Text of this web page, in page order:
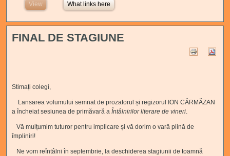
View (active tab)What links here
FINAL DE STAGIUNE
Stimați colegi,
Lansarea volumului semnat de prozatorul și regizorul ION CĂRMĂZAN
a încheiat sesiunea de primăvară aÎntâlnirilor literare de vineri.
Vă mulțumim tuturor pentru implicare și vă dorim o vară plină de
împliniri!
Ne vom reîntâlni în septembrie, la deschiderea stagiunii de toamnă